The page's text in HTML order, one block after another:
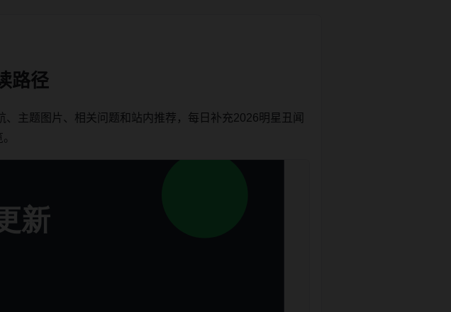
路径
主题图片、相关问题和站内推荐，每日补充2026明星丑闻